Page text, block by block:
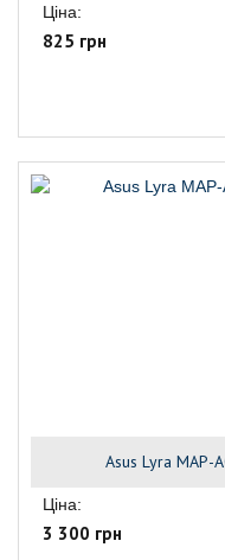
Ціна:
825 грн
Asus Lyra MAP-
Ціна:
3 300 грн